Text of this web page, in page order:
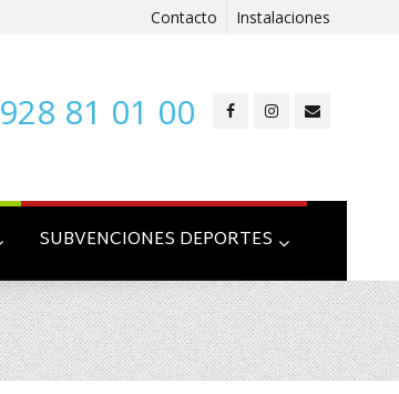
Contacto Instalaciones
928 81 01 00
SUBVENCIONES DEPORTES